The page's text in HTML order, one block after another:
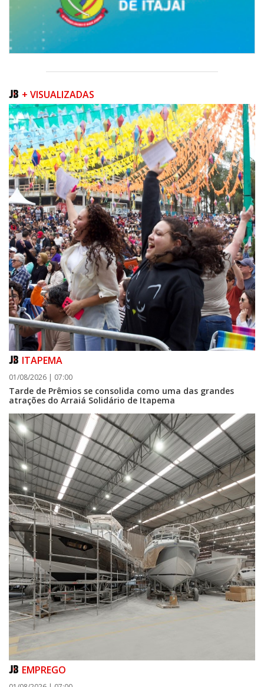
06/08/2026 | 07:00
Balneário Piçarras terá Dia D da Campanha Multivacinação no dia 22 de
agosto
ITAJAÍ
05/08/2026 | 07:00
Festa das Tradições Brasileiras em Itajaí começa nesta quinta (6) e
celebra a cultura do Norte e Nordeste no Centreventos
+ VISUALIZADAS
ITAPEMA
01/08/2026 | 07:00
Tarde de Prêmios se consolida como uma das grandes
atrações do Arraiá Solidário de Itapema
EMPREGO